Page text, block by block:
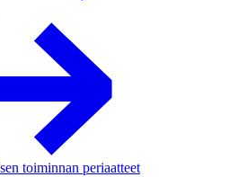
toiminnan periaatteet